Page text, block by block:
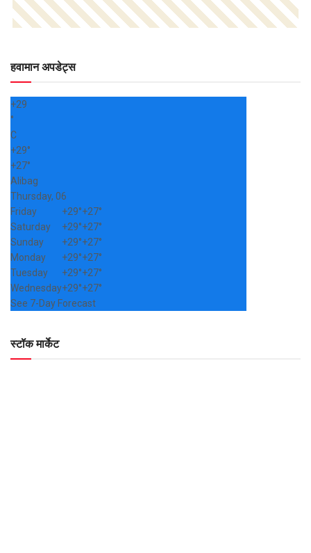
हवामान अपडेट्स
+29
°
C
+29°
+27°
Alibag
Thursday, 06
Friday
+29°+27°
Saturday
+29°+27°
Sunday
+29°+27°
Monday
+29°+27°
Tuesday
+29°+27°
Wednesday+29°+27°
See 7-Day Forecast
स्टॉक मार्केट